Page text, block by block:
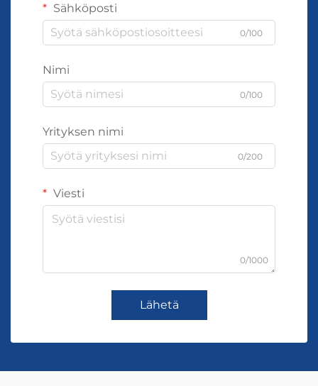
Sähköposti
0/100
Nimi
0/100
Yrityksen nimi
0/200
Viesti
0/1000
Lähetä